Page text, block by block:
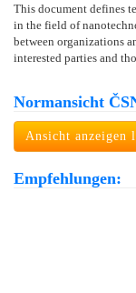
This document defines
in the field of
between organizations
interested parties and
Normansicht
Ansicht anzeigen
Empfehlungen: